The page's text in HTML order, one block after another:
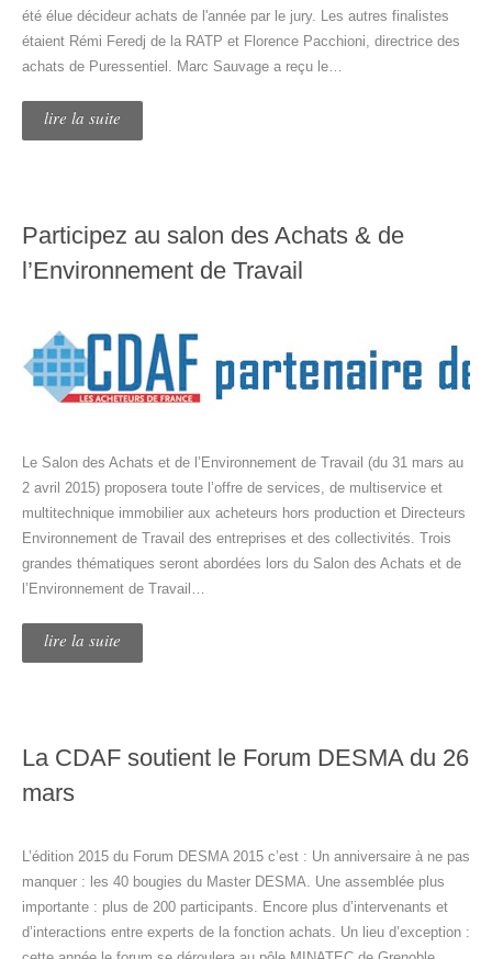
été élue décideur achats de l'année par le jury. Les autres finalistes
étaient Rémi Feredj de la RATP et Florence Pacchioni, directrice des
achats de Puressentiel. Marc Sauvage a reçu le…
lire la suite
Participez au salon des Achats & de
l’Environnement de Travail
Le Salon des Achats et de l’Environnement de Travail (du 31 mars au
2 avril 2015) proposera toute l’offre de services, de multiservice et
multitechnique immobilier aux acheteurs hors production et Directeurs
Environnement de Travail des entreprises et des collectivités. Trois
grandes thématiques seront abordées lors du Salon des Achats et de
l’Environnement de Travail…
lire la suite
La CDAF soutient le Forum DESMA du 26
mars
L’édition 2015 du Forum DESMA 2015 c’est : Un anniversaire à ne pas
manquer : les 40 bougies du Master DESMA. Une assemblée plus
importante : plus de 200 participants. Encore plus d’intervenants et
d’interactions entre experts de la fonction achats. Un lieu d’exception :